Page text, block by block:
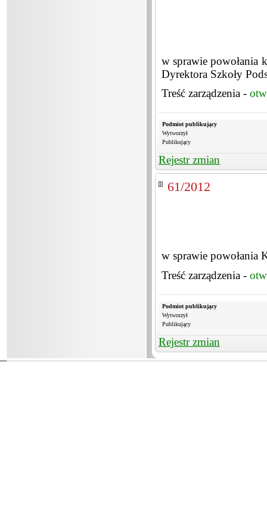
w sprawie powołania
Dyrektora Szkoły
Treść zarządzenia -
Podmiot publikujący
Wytworzył
Publikujący
Rejestr zmian
61/2012
w sprawie powołania
Treść zarządzenia -
Podmiot publikujący
Wytworzył
Publikujący
Rejestr zmian